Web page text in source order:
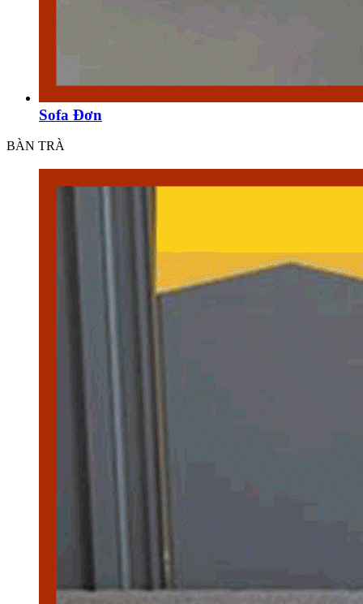
Sofa Đơn
BÀN TRÀ